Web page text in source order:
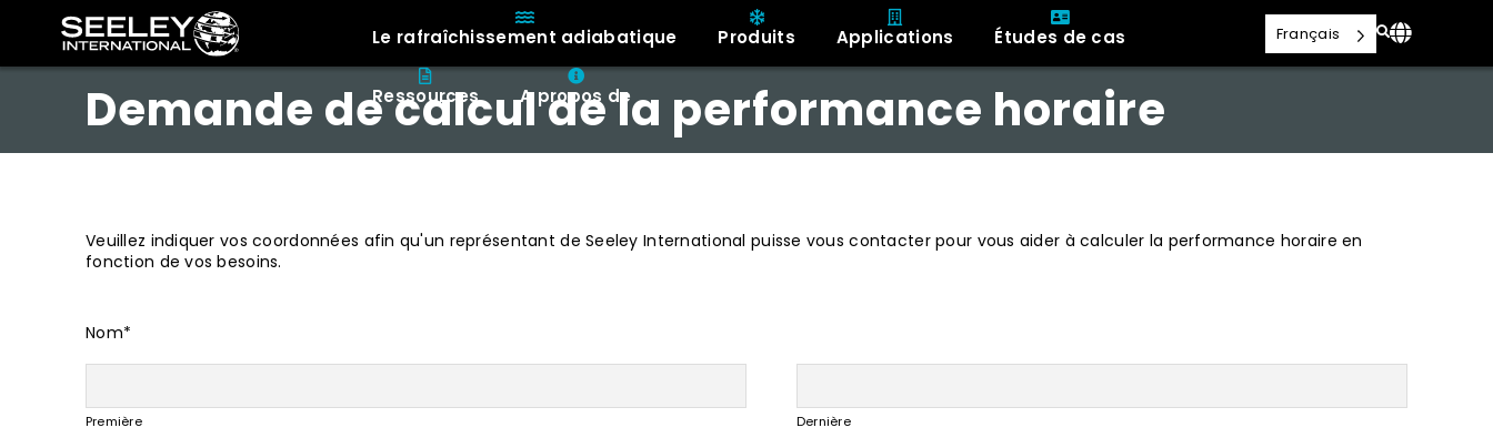
Le rafraîchissement adiabatique Produits Applications Études de cas
Ressources A propos de
Français
Demande de calcul de la performance horaire
Veuillez indiquer vos coordonnées afin qu'un représentant de Seeley International puisse vous contacter pour vous aider à calculer la performance horaire en
fonction de vos besoins.
Nom*
Première Dernière